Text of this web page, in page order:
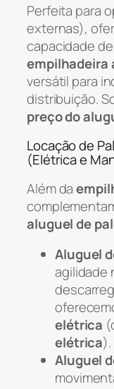
Perfeita para
externas),
capacidade
empilhadeira
versátil para
distribuição.
preço do
Locação de
(Elétrica e
Além da
aluguel de
Aluguel
agilidade
elétrica
elétrica).
Aluguel